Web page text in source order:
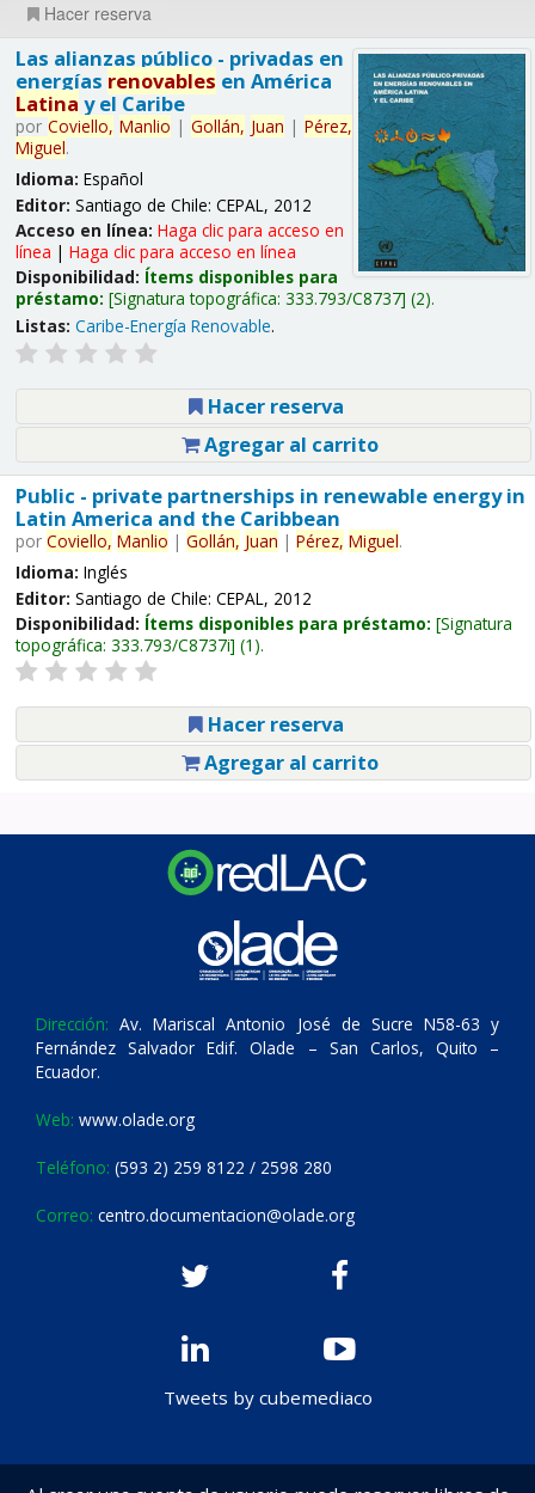
Hacer reserva
Las alianzas público - privadas en
energías renovables en América
Latina y el Caribe
por Coviello, Manlio | Gollán, Juan | Pérez,
Miguel.
Idioma: Español
Editor: Santiago de Chile: CEPAL, 2012
Acceso en línea: Haga clic para acceso en
línea | Haga clic para acceso en línea
Disponibilidad: Ítems disponibles para
préstamo: Signatura topográfica: 333.793/C8737 (2).
Listas: Caribe-Energía Renovable.
Hacer reserva
Agregar al carrito
Public - private partnerships in renewable energy in
Latin America and the Caribbean
por Coviello, Manlio | Gollán, Juan | Pérez, Miguel.
Idioma: Inglés
Editor: Santiago de Chile: CEPAL, 2012
Disponibilidad: Ítems disponibles para préstamo: Signatura
topográfica: 333.793/C8737i (1).
Hacer reserva
Agregar al carrito
Dirección: Av. Mariscal Antonio José de Sucre N58-63 y
Fernández Salvador Edif. Olade – San Carlos, Quito –
Ecuador.
Web: www.olade.org
Teléfono: (593 2) 259 8122 / 2598 280
Correo: centro.documentacion@olade.org
Tweets by cubemediaco